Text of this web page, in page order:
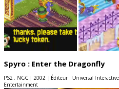
Spyro : Enter the Dragonfly
PS2 , NGC | 2002 | Éditeur : Universal
Entertainment